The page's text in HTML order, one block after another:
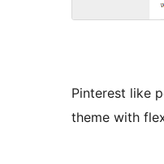
Pinterest like
theme with